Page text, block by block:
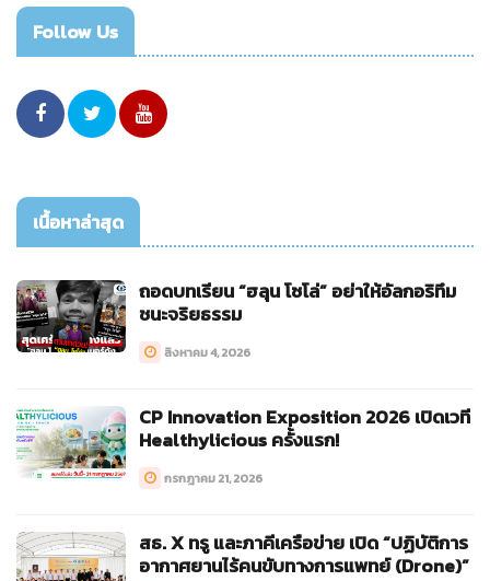
Follow Us
เนื้อหาล่าสุด
ถอดบทเรียน “ฮลุน โซโล่” อย่าให้อัลกอริทึม
ชนะจริยธรรม
สิงหาคม 4, 2026
CP Innovation Exposition 2026 เปิดเวที
Healthylicious ครั้งแรก!
กรกฎาคม 21, 2026
สธ. X ทรู และภาคีเครือข่าย เปิด “ปฏิบัติการ
อากาศยานไร้คนขับทางการแพทย์ (Drone)”